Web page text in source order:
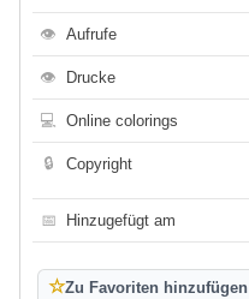
👁 Aufrufe
👁 Drucke
💻 Online colorings
🔒 Copyright
📅 Hinzugefügt am
☆Zu Favoriten hinzufügen